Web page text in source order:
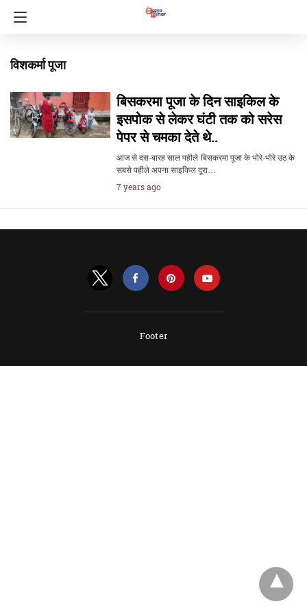
विशकर्मा पूजा
बिसकरमा पूजा के दिन साइकिल के
इसपोक से लेकर घंटी तक को सरेस
पेपर से चमका देते थे..
आज से दस-बारह साल पहीले बिसकरमा पूजा के भोरे-भोरे उठ के
सबसे पहीले अपना साइकिल दूरा…
7 years ago
Footer